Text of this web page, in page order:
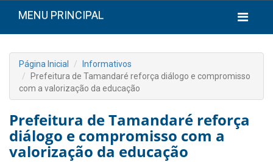
MENU PRINCIPAL
Página Inicial
Informativos
Prefeitura de Tamandaré reforça diálogo e compromisso
com a valorização da educação
Prefeitura de Tamandaré reforça
diálogo e compromisso com a
valorização da educação